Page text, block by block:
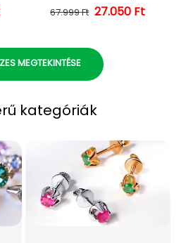
ár Normál ár
67.999 Ft 27.050 Ft
MEGTEKINTÉSE
kategóriák